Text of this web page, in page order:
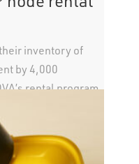
inventory of
by 4,000
rental program,
various projects